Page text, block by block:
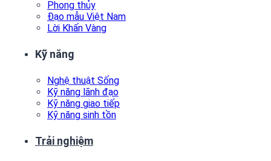
Phong thủy
Đạo mẫu Việt Nam
Lời Khấn Vàng
Kỹ năng
Nghệ thuật Sống
Kỹ năng lãnh đạo
Kỹ năng giao tiếp
Kỹ năng sinh tồn
Trải nghiệm